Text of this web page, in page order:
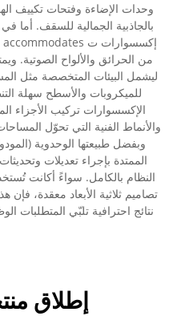
وحدات الإضاءة وفتحات تكييف
بالجاذبية الجمالية للسقف. أما
من الحرائق والألواح الصوتية.
ليشمل البيئات المتخصصة مثل
للميكروبات والأسطح سهلة
الإكسسوارات تركيب الأجزاء
والأنماط الفنية التي تحوّل
وبفضل طبيعتها الوحدوية
الممتدة بإجراء تعديلات
النظام بالكامل. سواءً أكانت
تصاميم ثلاثية الأبعاد معقدة،
نتائج احترافية تلبّي المتطلبات
إطلاق